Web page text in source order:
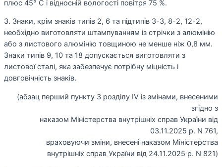
плюс 45° C і відносній вологості повітря 75 %.
3. Знаки, крім знаків типів 2, 6 та підтипів 3-3, 8-2, 12-2,
необхідно виготовляти штампуванням із стрічки з алюмінію
або з листового алюмінію товщиною не менше ніж 0,8 мм.
Знаки типів 9, 10 та 18 допускається виготовляти з
листової сталі, яка забезпечує потрібну міцність і
довговічність знаків.
(абзац перший пункту 3 розділу ІV із змінами, внесеними
згідно з
наказом Міністерства внутрішніх справ України від
03.11.2025 р. N 761,
враховуючи зміни, внесені наказом Міністерства
внутрішніх справ України від 24.11.2025 р. N 821)